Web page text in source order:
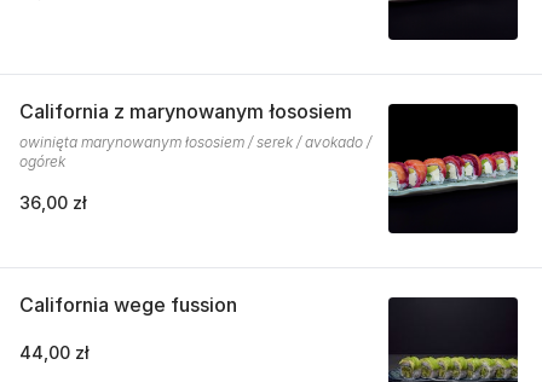
California z marynowanym łososiem
owinięta marynowanym łososiem / serek / avokado /
ogórek
36,00 zł
California wege fussion
44,00 zł